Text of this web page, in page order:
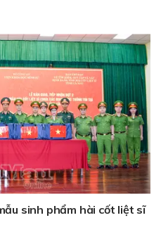
sinh phẩm hài cốt liệt sĩ